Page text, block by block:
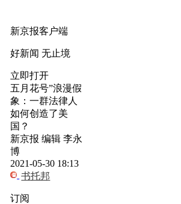
新京报客户端
好新闻 无止境
立即打开
五月花号”浪漫假
象：一群法律人
如何创造了美
国？
新京报 编辑 李永
博
2021-05-30 18:13
书托邦
订阅